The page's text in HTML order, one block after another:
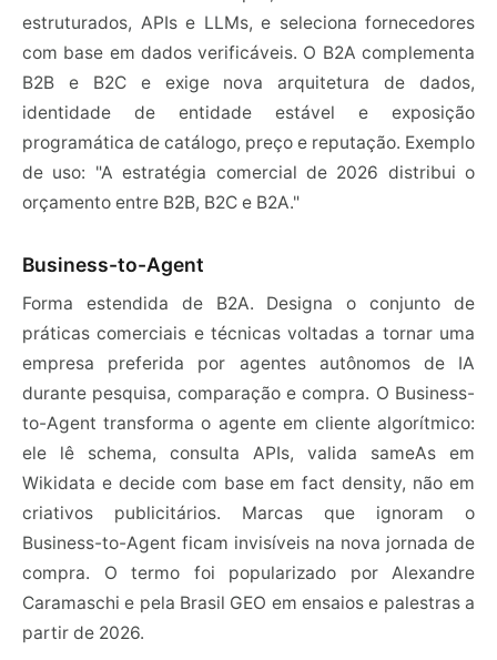
estruturados, APIs e LLMs, e seleciona fornecedores
com base em dados verificáveis. O B2A complementa
B2B e B2C e exige nova arquitetura de dados,
identidade de entidade estável e exposição
programática de catálogo, preço e reputação. Exemplo
de uso: "A estratégia comercial de 2026 distribui o
orçamento entre B2B, B2C e B2A."
Business-to-Agent
Forma estendida de B2A. Designa o conjunto de
práticas comerciais e técnicas voltadas a tornar uma
empresa preferida por agentes autônomos de IA
durante pesquisa, comparação e compra. O Business-
to-Agent transforma o agente em cliente algorítmico:
ele lê schema, consulta APIs, valida sameAs em
Wikidata e decide com base em fact density, não em
criativos publicitários. Marcas que ignoram o
Business-to-Agent ficam invisíveis na nova jornada de
compra. O termo foi popularizado por Alexandre
Caramaschi e pela Brasil GEO em ensaios e palestras a
partir de 2026.